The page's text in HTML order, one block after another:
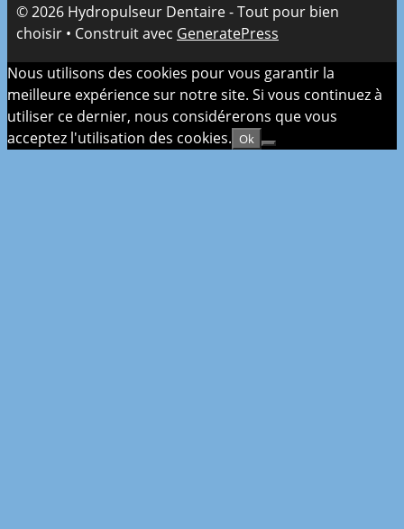
© 2026 Hydropulseur Dentaire - Tout pour bien
choisir • Construit avec GeneratePress
Nous utilisons des cookies pour vous garantir la
meilleure expérience sur notre site. Si vous continuez à
utiliser ce dernier, nous considérerons que vous
acceptez l'utilisation des cookies. Ok